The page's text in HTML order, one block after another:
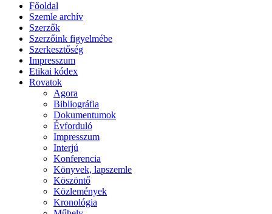
Főoldal
Szemle archív
Szerzők
Szerzőink figyelmébe
Szerkesztőség
Impresszum
Etikai kódex
Rovatok
Agora
Bibliográfia
Dokumentumok
Évforduló
Impresszum
Interjú
Konferencia
Könyvek, lapszemle
Köszöntő
Közlemények
Kronológia